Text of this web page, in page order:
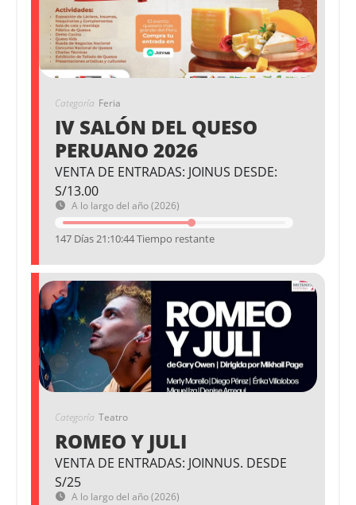
Categoría Feria
IV SALÓN DEL QUESO
PERUANO 2026
VENTA DE ENTRADAS: JOINUS DESDE:
S/13.00
A lo largo del año (2026)
147 Días 21:10:43 Tiempo restante
Categoría Teatro
ROMEO Y JULI
VENTA DE ENTRADAS: JOINNUS. DESDE
S/25
A lo largo del año (2026)